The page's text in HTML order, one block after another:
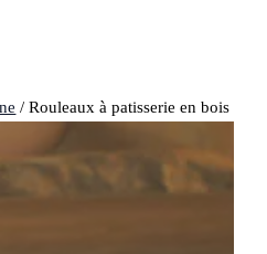
/ Rouleaux à patisserie en bois